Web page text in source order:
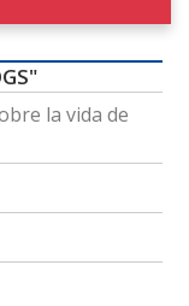
la vida de